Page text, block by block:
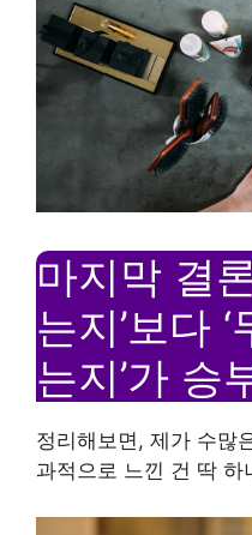
마지막 결
는지’보다
는지’가 승
정리해보면, 제가 수많
과적으로 느낀 건 딱 하